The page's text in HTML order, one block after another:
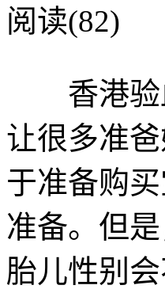
阅读(82)
香港验血
让很多准
于准备购
准备。但
胎儿性别